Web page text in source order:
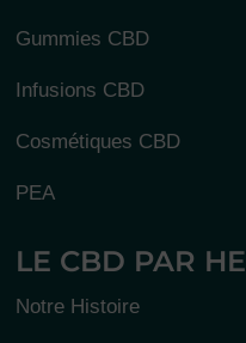
Gummies CBD
Infusions CBD
Cosmétiques CBD
PEA
LE CBD PAR
Notre Histoire